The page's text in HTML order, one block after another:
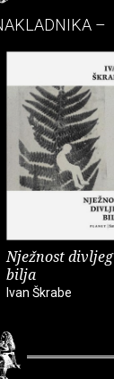
–
Nježnost divljeg
bilja
Ivan Škrabe